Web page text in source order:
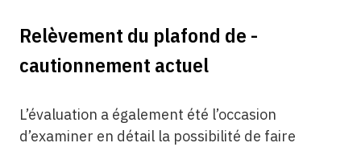
Relèvement du plafond de ­
cautionnement actuel
L’évaluation a également été l’occasion
d’examiner en détail la possibilité de faire